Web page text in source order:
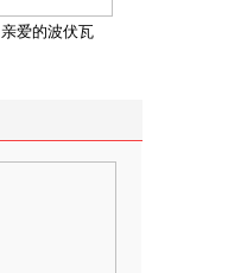
亲爱的波伏瓦